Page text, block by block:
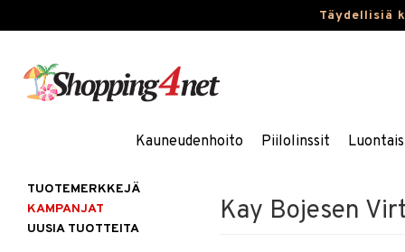
Täydellisiä
Kauneudenhoito Piilolinssit
Kay Bojesen
TUOTEMERKKEJÄ
KAMPANJAT
UUSIA TUOTTEITA